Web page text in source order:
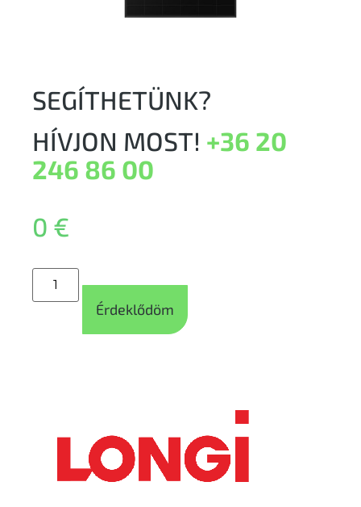
SEGÍTHETÜNK?
HÍVJON MOST! +36 20
246 86 00
0 €
Érdeklődöm